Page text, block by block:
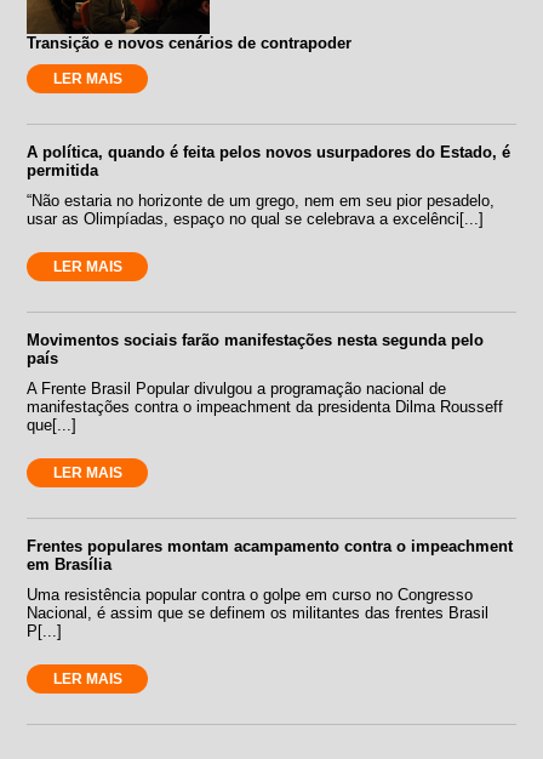
Transição e novos cenários de contrapoder
LER MAIS
A política, quando é feita pelos novos usurpadores do Estado, é
permitida
“Não estaria no horizonte de um grego, nem em seu pior pesadelo,
usar as Olimpíadas, espaço no qual se celebrava a excelênci[...]
LER MAIS
Movimentos sociais farão manifestações nesta segunda pelo
país
A Frente Brasil Popular divulgou a programação nacional de
manifestações contra o impeachment da presidenta Dilma Rousseff
que[...]
LER MAIS
Frentes populares montam acampamento contra o impeachment
em Brasília
Uma resistência popular contra o golpe em curso no Congresso
Nacional, é assim que se definem os militantes das frentes Brasil
P[...]
LER MAIS